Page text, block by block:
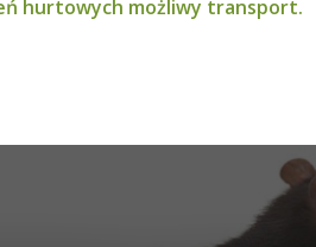
hurtowych możliwy transport.